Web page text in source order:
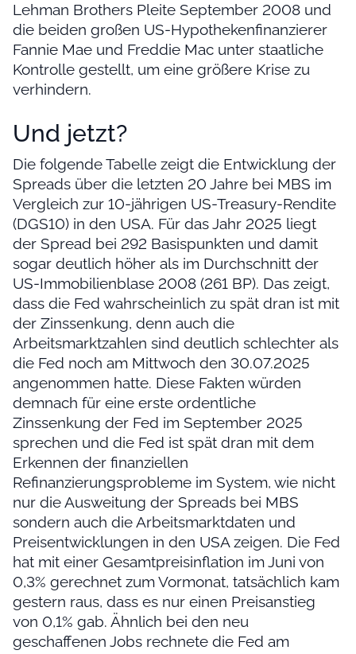
Lehman Brothers Pleite September 2008 und
die beiden großen US-Hypothekenfinanzierer
Fannie Mae und Freddie Mac unter staatliche
Kontrolle gestellt, um eine größere Krise zu
verhindern.
Und jetzt?
Die folgende Tabelle zeigt die Entwicklung der
Spreads über die letzten 20 Jahre bei MBS im
Vergleich zur 10-jährigen US-Treasury-Rendite
(DGS10) in den USA. Für das Jahr 2025 liegt
der Spread bei 292 Basispunkten und damit
sogar deutlich höher als im Durchschnitt der
US-Immobilienblase 2008 (261 BP). Das zeigt,
dass die Fed wahrscheinlich zu spät dran ist mit
der Zinssenkung, denn auch die
Arbeitsmarktzahlen sind deutlich schlechter als
die Fed noch am Mittwoch den 30.07.2025
angenommen hatte. Diese Fakten würden
demnach für eine erste ordentliche
Zinssenkung der Fed im September 2025
sprechen und die Fed ist spät dran mit dem
Erkennen der finanziellen
Refinanzierungsprobleme im System, wie nicht
nur die Ausweitung der Spreads bei MBS
sondern auch die Arbeitsmarktdaten und
Preisentwicklungen in den USA zeigen. Die Fed
hat mit einer Gesamtpreisinflation im Juni von
0,3% gerechnet zum Vormonat, tatsächlich kam
gestern raus, dass es nur einen Preisanstieg
von 0,1% gab. Ähnlich bei den neu
geschaffenen Jobs rechnete die Fed am